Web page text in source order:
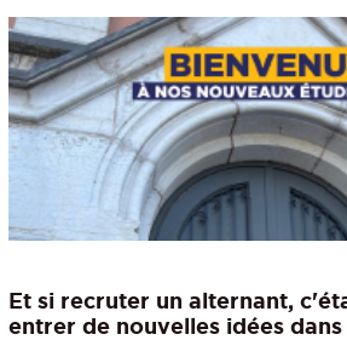
Et si recruter un alternant,
entrer de nouvelles idées